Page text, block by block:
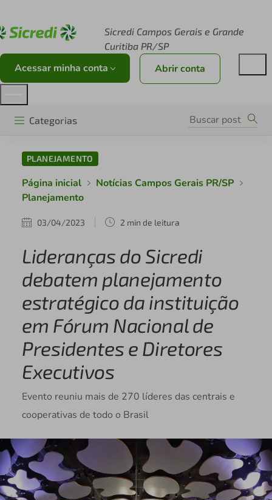
Sicredi Campos Gerais e Grande
Curitiba PR/SP
Acessar minha conta Abrir conta
Categorias
PLANEJAMENTO
Página inicial
Notícias Campos Gerais PR/SP
Planejamento
03/04/2023 2 min de leitura
Lideranças do Sicredi
debatem planejamento
estratégico da instituição
em Fórum Nacional de
Presidentes e Diretores
Executivos
Evento reuniu mais de 270 líderes das centrais e
cooperativas de todo o Brasil